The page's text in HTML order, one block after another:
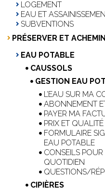
LOGEMENT
EAU ET
SUBVENTIONS
PRÉSERVER ET
EAU POTABLE
CAUSSOLS
GESTION EAU
L’EAU SUR MA
ABONNEMENT
PAYER MA
PRIX ET QUALITÉ
FORMULAIRE
EAU POTABLE
CONSEILS
QUOTIDIEN
QUESTIONS/
CIPIÈRES